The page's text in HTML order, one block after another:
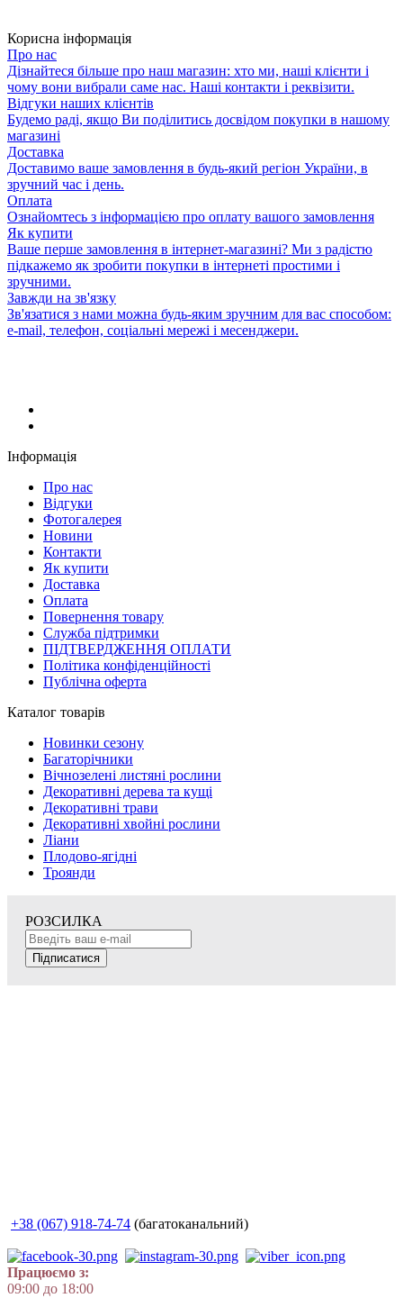
Корисна інформація
Про нас
Дізнайтеся більше про наш магазин: хто ми, наші клієнти і
чому вони вибрали саме нас. Наші контакти і реквізити.
Відгуки наших клієнтів
Будемо раді, якщо Ви поділитись досвідом покупки в нашому
магазині
Доставка
Доставимо ваше замовлення в будь-який регіон України, в
зручний час і день.
Оплата
Ознайомтесь з інформацією про оплату вашого замовлення
Як купити
Ваше перше замовлення в інтернет-магазині? Ми з радістю
підкажемо як зробити покупки в інтернеті простими і
зручними.
Завжди на зв'язку
Зв'язатися з нами можна будь-яким зручним для вас способом:
e-mail, телефон, соціальні мережі і месенджери.
Інформація
Про нас
Відгуки
Фотогалерея
Новини
Контакти
Як купити
Доставка
Оплата
Повернення товару
Служба підтримки
ПІДТВЕРДЖЕННЯ ОПЛАТИ
Політика конфіденційності
Публічна оферта
Каталог товарів
Новинки сезону
Багаторічники
Вічнозелені листяні рослини
Декоративні дерева та кущі
Декоративні трави
Декоративні хвойні рослини
Ліани
Плодово-ягідні
Троянди
РОЗСИЛКА
Підписатися
+38 (067) 918-74-74 (багатоканальний)
Працюємо з:
09:00 до 18:00